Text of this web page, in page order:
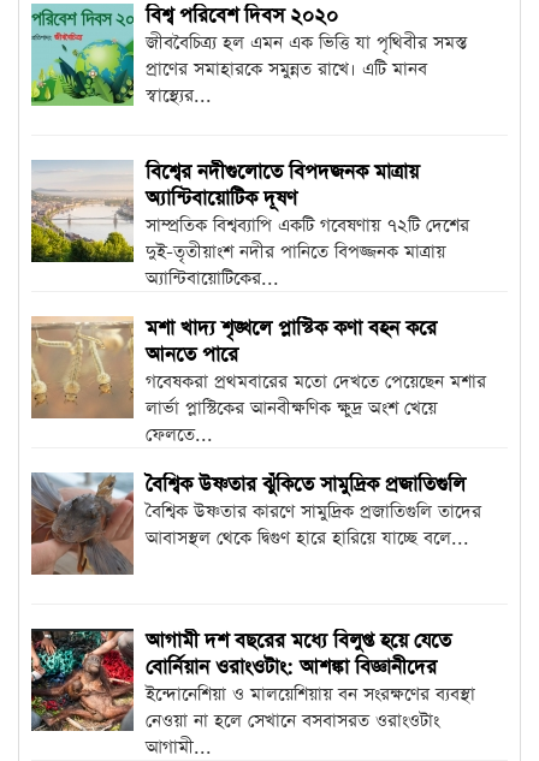
বিশ্ব পরিবেশ দিবস ২০২০
জীববৈচিত্র্য হল এমন এক ভিত্তি যা পৃথিবীর সমস্ত
প্রাণের সমাহারকে সমুন্নত রাখে। এটি মানব
স্বাস্থ্যের...
বিশ্বের নদীগুলোতে বিপদজনক মাত্রায়
অ্যান্টিবায়োটিক দূষণ
সাম্প্রতিক বিশ্বব্যাপি একটি গবেষণায় ৭২টি দেশের
দুই-তৃতীয়াংশ নদীর পানিতে বিপজ্জনক মাত্রায়
অ্যান্টিবায়োটিকের...
মশা খাদ্য শৃঙ্খলে প্লাস্টিক কণা বহন করে
আনতে পারে
গবেষকরা প্রথমবারের মতো দেখতে পেয়েছেন মশার
লার্ভা প্লাস্টিকের আনবীক্ষণিক ক্ষুদ্র অংশ খেয়ে
ফেলতে...
বৈশ্বিক উষ্ণতার ঝুঁকিতে সামুদ্রিক প্রজাতিগুলি
বৈশ্বিক উষ্ণতার কারণে সামুদ্রিক প্রজাতিগুলি তাদের
আবাসস্থল থেকে দ্বিগুণ হারে হারিয়ে যাচ্ছে বলে...
আগামী দশ বছরের মধ্যে বিলুপ্ত হয়ে যেতে
বোর্নিয়ান ওরাংওটাং: আশঙ্কা বিজ্ঞানীদের
ইন্দোনেশিয়া ও মালয়েশিয়ায় বন সংরক্ষণের ব্যবস্থা
নেওয়া না হলে সেখানে বসবাসরত ওরাংওটাং
আগামী...